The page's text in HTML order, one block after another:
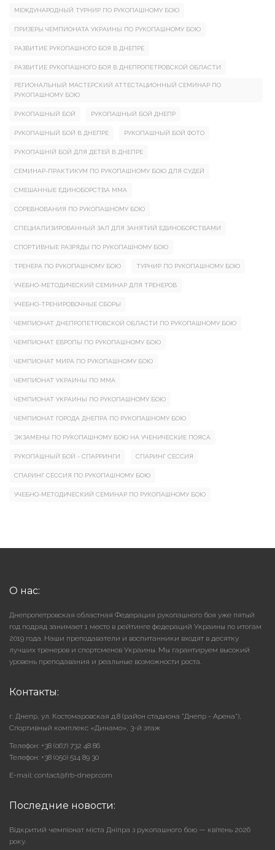
МЕЖДУНАРОДНЫЙ ТУРНИР ПО РУКОПАШНОМУ БОЮ
ПРИЗЕРЫ ЧЕМПИОНАТА УКРАИНЫ ПО РУКОПАШНОМУ БОЮ
РАЗВИТИЕ РУКОПАШНОГО БОЯ В ДНЕПРЕ
РАЗВИТИЕ РУКОПАШНОГО БОЯ В ДНЕПРОПЕТРОВСКОЙ ОБЛАСТИ
РЕГИОНАЛЬНЫЙ МАСТЕРСКИЙ АТТЕСТАЦИОННЫЙ СЕМИНАР ПО
РУКОПАШНОМУ БОЮ
РУКОПАШНЫЙ БОЙ РУКОПАШНЫЙ БОЙ ДНЕПР
РУКОПАШНЫЙ БОЙ В ДНЕПРЕ РУКОПАШНЫЙ БОЙ ФОТО
РУКОПАШНІЙ БОЙ ДЛЯ ДЕТЕЙ В ДНЕПРЕ
СЕМИНАР-ПРАКТИКУМ ПО РУКОПАШНОМУ БОЮ ДЛЯ СУДЕЙ
СМЕШАННЫЕ ЕДИНОБОРСТВА ММА
СОРЕВНОВАНИЯ ПО РУКОПАШНОМУ БОЮ
СПЕЦИАЛИЗИРОВАННЫЙ ЗАЛ ДЛЯ ЗАНЯТИЙ ЕДИНОБОРСТВАМИ
СПОРТИВНЫЕ РАЗРЯДЫ ПО РУКОПАШНОМУ БОЮ
ТРЕНЕРА ПО РУКОПАШНОМУ БОЮ ТУРНИР ПО РУКОПАШНОМУ БОЮ
УЧЕБНО-МЕТОДИЧЕСКИЙ СЕМИНАР ДЛЯ ТРЕНЕРОВ
УЧЕБНО-ТРЕНИРОВОЧНЫЕ СБОРЫ
ЧЕМПИОНАТ ДНЕПРОПЕТРОВСКОЙ ОБЛАСТИ ПО РУКОПАШНОМУ БОЮ
ЧЕМПИОНАТ ЕВРОПЫ ПО РУКОПАШНОМУ БОЮ
ЧЕМПИОНАТ МИРА ПО РУКОПАШНОМУ БОЮ
ЧЕМПИОНАТ УКРАИНЫ ПО ММА
ЧЕМПИОНАТ УКРАИНЫ ПО РУКОПАШНОМУ БОЮ
ЧЕМПИОНАТ ГОРОДА ДНЕПРА ПО РУКОПАШНОМУ БОЮ
ЭКЗАМЕНЫ ПО РУКОПАШНОМУ БОЮ НА УЧЕНИЧЕСКИЕ ПОЯСА
РУКОПАШНЫЙ БОЙ - СПАРРИНГИ СПАРИНГ СЕССИЯ
СПАРИНГ СЕССИЯ ПО РУКОПАШНОМУ БОЮ
УЧЕБНО-МЕТОДИЧЕСКИЙ СЕМИНАР ПО РУКОПАШНОМУ БОЮ
О нас:
Днепропетровская областная Федерация рукопашного боя уже пятый
год подряд занимает 1 место в рейтинге федераций Украины по итогам
2019 года. Наши преподаватели и воспитанники входят в десятку
лучших тренеров и спортсменов Украины. Мы гарантируем высокий
уровень преподавания и реальные возможности роста.
Контакты:
г. Днепр, ул. Костомаровская д.8 (район стадиона "Днепр - Арена"),
Cпортивный комплекс «Динамо», 3-й этаж
Телефон: +38 (067) 732 48 86
Телефон: +38 (050) 514 89 30
E-mail: contact@frb-dnepr.com
Последние новости:
Відкритий чемпіонат міста Дніпра з рукопашного бою — квітень 2026
року.